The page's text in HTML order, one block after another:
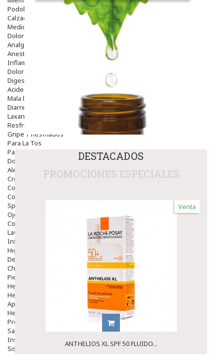
Podología
Calzado
Medicamentos
Dolor E Inflamación
Analgésicos
Anestésicos
Inflamación Articulaciones
Dolor Muscular / Articular
Digestivo
Acidez, Gases Y Ardores
Mala Digestion
Diarrea / Estreñimiento / Vómitos
Laxantes
Resfriados
Gripe Y Resfriados
Para La Tos
Para Descongestionar La Nariz
Dolor De Garganta
Alergias Y Picaduras
Cremas
Comprimidos
Colirios
Sprays
Ojos Y Oidos
Congestión
Lavado Ojos
Inflamación Del Oido (otitis)
Higiene Oido
Deshabituación Tabaquismo
Chicles
Piel
Herpes Y Hongos
Heridas Y úlceras
Aparato Genital
Hemorroides
Protectores Y Emolientes
Salud
Insomnio
Sistema Nervioso
DESTACADOS
PROMOCIONES ESPECIALES
Venta
ANTHELIOS XL SPF 50 FLUIDO...